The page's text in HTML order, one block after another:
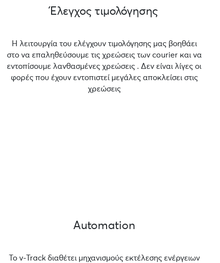
Έλεγχος τιμολόγησης
Η λειτουργία του ελέγχουν τιμολόγησης μας βοηθάει
στο να επαληθεύσουμε τις χρεώσεις των courier και να
εντοπίσουμε λανθασμένες χρεώσεις . Δεν είναι λίγες οι
φορές που έχουν εντοπιστεί μεγάλες αποκλείσει στις
χρεώσεις
Automation
Το v-Track διαθέτει μηχανισμούς εκτέλεσης ενέργειων